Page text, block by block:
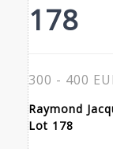
178
300 - 400
Raymond
Lot 178